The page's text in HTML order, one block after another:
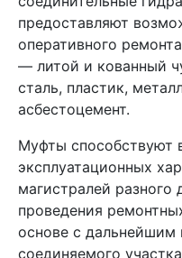
предоставляют
оперативного
— литой и кованный
сталь, пластик,
асбестоцемент.
Муфты способствуют
эксплуатационных
магистралей
проведения
основе с
соединяемого